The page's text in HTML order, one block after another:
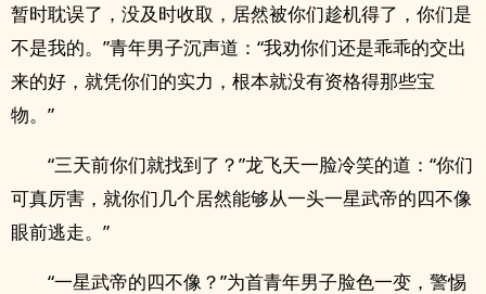
暂时耽误了，没及时收取，居然被你们趁机得了，你们是
不是我的。”青年男子沉声道：“我劝你们还是乖乖的交出
来的好，就凭你们的实力，根本就没有资格得那些宝
物。”
“三天前你们就找到了？”龙飞天一脸冷笑的道：“你们
可真厉害，就你们几个居然能够从一头一星武帝的四不像
眼前逃走。”
“一星武帝的四不像？”为首青年男子脸色一变，警惕